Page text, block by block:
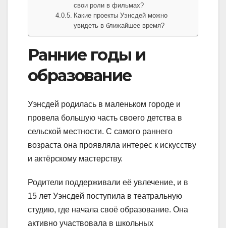
свои роли в фильмах?
Какие проекты Уэнсдей можно
увидеть в ближайшее время?
Ранние годы и
образование
Уэнсдей родилась в маленьком городе и
провела большую часть своего детства в
сельской местности. С самого раннего
возраста она проявляла интерес к искусству
и актёрскому мастерству.
Родители поддерживали её увлечение, и в
15 лет Уэнсдей поступила в театральную
студию, где начала своё образование. Она
активно участвовала в школьных